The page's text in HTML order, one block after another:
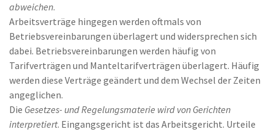
abweichen.
Arbeitsverträge hingegen werden oftmals von
Betriebsvereinbarungen überlagert und widersprechen sich
dabei. Betriebsvereinbarungen werden häufig von
Tarifverträgen und Manteltarifverträgen überlagert. Häufig
werden diese Verträge geändert und dem Wechsel der Zeiten
angeglichen.
Die Gesetzes- und Regelungsmaterie wird von Gerichten
interpretiert. Eingangsgericht ist das Arbeitsgericht. Urteile